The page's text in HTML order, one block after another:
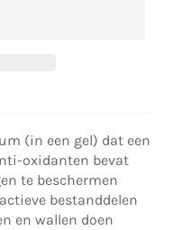
(in een gel) dat een
oxidanten bevat
te beschermen
bestanddelen
en wallen doen